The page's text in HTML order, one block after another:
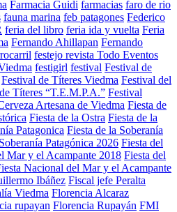
Farmacia Guidi farmacias faro de rio
fauna marina feb patagones Federico
feria del libro feria ida y vuelta Feria
Fernando Ahillapan Fernando
festejo revista Todo Eventos
festigirl festival Festival de
Festival de Títeres Viedma Festival del
Títeres “T.E.M.P.A.” Festival
Artesana de Viedma Fiesta de
Fiesta de la Ostra Fiesta de la
Patagonica Fiesta de la Soberanía
Patagónica 2026 Fiesta del
Mar y el Acampante 2018 Fiesta del
Nacional del Mar y el Acampante
Ibáñez Fiscal jefe Peralta
Viedma Florencia Alcaraz
rupayan Florencia Rupayán FMI